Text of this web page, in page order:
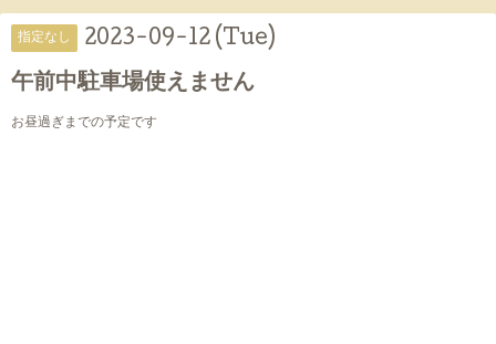
指定なし 2023-09-12 (Tue)
午前中駐車場使えません
お昼過ぎまでの予定です